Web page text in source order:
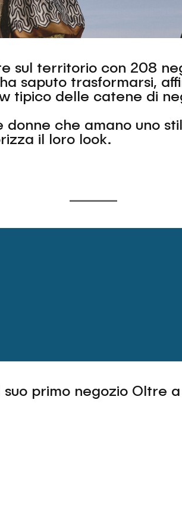
sul territorio con 208
saputo trasformarsi,
tipico delle catene di
che amano uno
il loro look.
primo negozio Oltre